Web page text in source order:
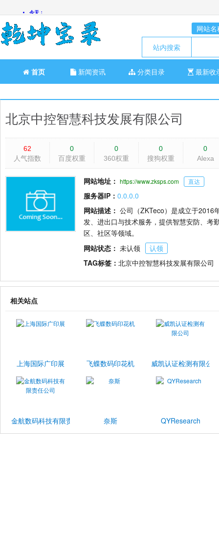
网站名
站内搜索
首页 新闻资讯 分类目录 最新收
北京中控智慧科技发展有限公司
62
人气指数
0
百度权重
0
360权重
0
搜狗权重
0
Alexa
网站地址： https://www.zksps.com 直达
服务器IP： 0.0.0.0
网站描述： 公司（ZKTeco）是成立于2016
发、进出口与技术服务，提供智慧安防、考
区、社区等领域。
网站状态： 未认领
认领
TAG标签： 北京中控智慧科技发展有限公司
相关站点
上海国际广印展 飞蝶数码印花机 威凯认证检测有限公司
金航数码科技有限责任公司 奈斯 QYResearch